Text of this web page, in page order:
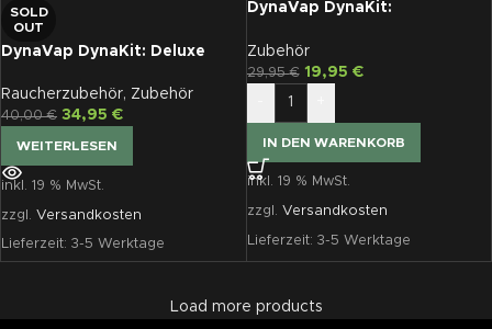
SOLD
OUT
DynaVap DynaKit: Deluxe
Raucherzubehör, Zubehör
40,00€ 34,95 €
WEITERLESEN
inkl. 19 % MwSt.
zzgl. Versandkosten
Lieferzeit: 3-5 Werktage
DynaVap DynaKit:
Zubehör
29,95€ 19,95 €
IN DEN WARENKORB
inkl. 19 % MwSt.
zzgl. Versandkosten
Lieferzeit: 3-5 Werktage
Load more products